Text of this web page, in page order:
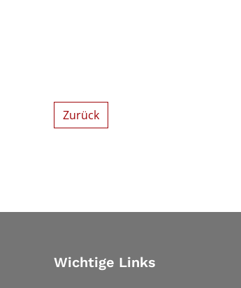
Zurück
Wichtige Links